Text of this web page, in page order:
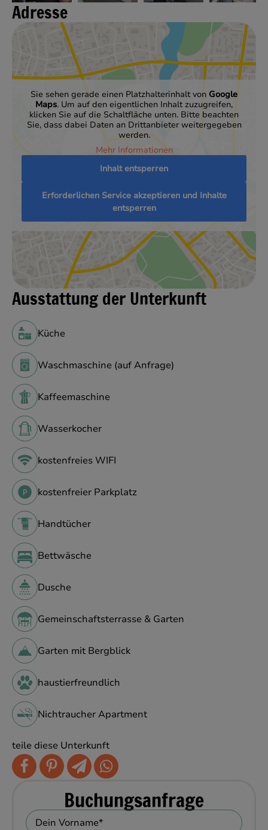
Adresse
Sie sehen gerade einen Platzhalterinhalt von Google
Maps. Um auf den eigentlichen Inhalt zuzugreifen,
klicken Sie auf die Schaltfläche unten. Bitte beachten
Sie, dass dabei Daten an Drittanbieter weitergegeben
werden.
Mehr Informationen
Inhalt entsperren
Erforderlichen Service akzeptieren und Inhalte
entsperren
Ausstattung der Unterkunft
Küche
Waschmaschine (auf Anfrage)
Kaffeemaschine
Wasserkocher
kostenfreies WIFI
kostenfreier Parkplatz
Handtücher
Bettwäsche
Dusche
Gemeinschaftsterrasse & Garten
Garten mit Bergblick
haustierfreundlich
Nichtraucher Apartment
teile diese Unterkunft
Buchungsanfrage